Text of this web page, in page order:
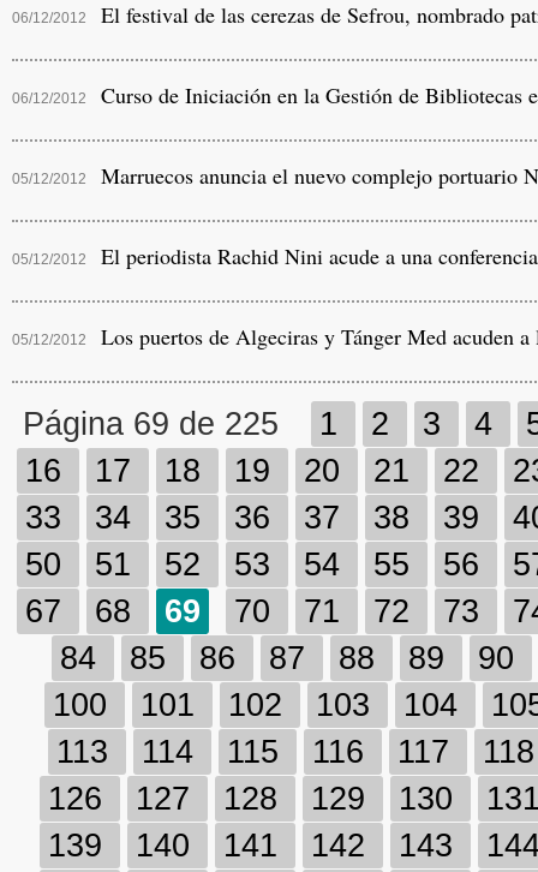
06/12/2012 El festival de las cerezas de Sefrou, nombrado
06/12/2012 Curso de Iniciación en la Gestión de Bibliotecas
05/12/2012 Marruecos anuncia el nuevo complejo portuario
05/12/2012 El periodista Rachid Nini acude a una
05/12/2012 Los puertos de Algeciras y Tánger Med acuden
Página 69 de 225 1 2 3 4
16
17 18 19 20 21 22
33
34 35 36 37 38 39
50
51 52 53 54 55 56
67
68 69 70 71 72 73
84
85 86 87 88 89
90
100
101 102 103 104
113
114 115 116 117
126
127 128 129 130
139
140 141 142 143